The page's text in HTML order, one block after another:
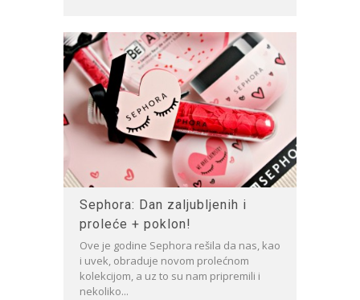
Sephora: Dan zaljubljenih i
proleće + poklon!
Ove je godine Sephora rešila da nas, kao
i uvek, obraduje novom prolećnom
kolekcijom, a uz to su nam pripremili i
nekoliko...